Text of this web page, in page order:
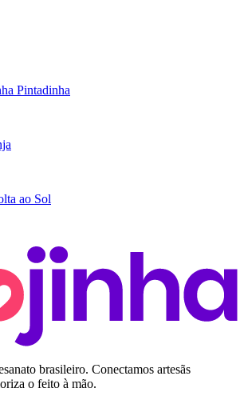
Pintadinha
ao Sol
brasileiro. Conectamos artesãs
o feito à mão.